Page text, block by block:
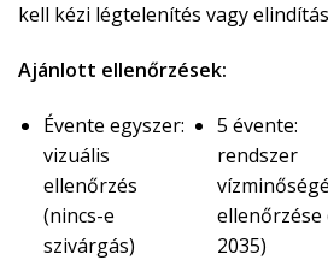
kell kézi légtelenítés vagy
Ajánlott ellenőrzések:
Évente egyszer:
vizuális
ellenőrzés
(nincs-e
szivárgás)
5 évente:
rendszer
ellenőrzése
2035)